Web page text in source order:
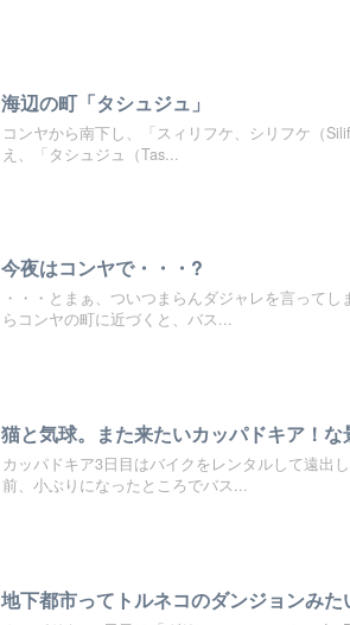
海辺の町「タシュジュ」
コンヤから南下し、「スィリフケ、シリフケ（
え、「タシュジュ（Tas...
今夜はコンヤで・・・?
・・・とまぁ、ついつまらんダジャレを言って
らコンヤの町に近づくと、バス...
猫と気球。また来たいカッパドキア！な
カッパドキア3日目はバイクをレンタルして遠出
前、小ぶりになったところでバス...
地下都市ってトルネコのダンジョンみた